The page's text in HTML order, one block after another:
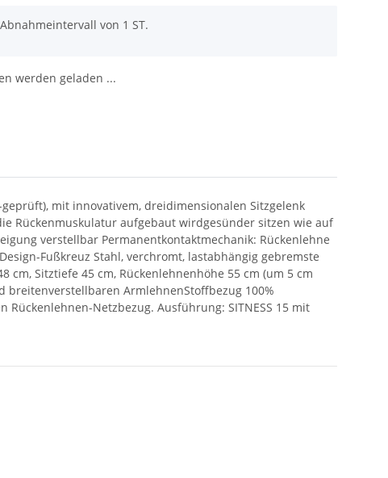
von 1 ST.
werden geladen ...
mit innovativem, dreidimensionalen Sitzgelenk
Rückenmuskulatur aufgebaut wirdgesünder sitzen wie auf
verstellbar Permanentkontaktmechanik: Rückenlehne
Fußkreuz Stahl, verchromt, lastabhängig gebremste
Sitztiefe 45 cm, Rückenlehnenhöhe 55 cm (um 5 cm
breitenverstellbaren ArmlehnenStoffbezug 100%
Netzbezug. Ausführung: SITNESS 15 mit